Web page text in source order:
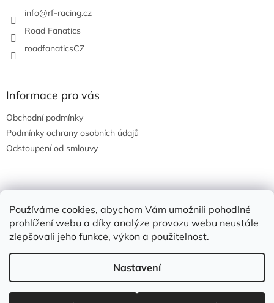
Používáme cookies, abychom Vám umožnili pohodlné
prohlížení webu a díky analýze provozu webu neustále
zlepšovali jeho funkce, výkon a použitelnost.
Nastavení
info@rf-racing.cz
Road Fanatics
roadfanaticsCZ
Informace pro vás
Obchodní podmínky
Podmínky ochrany osobních údajů
Odstoupení od smlouvy
0KS /0 KČ
Vytvořil Shoptet